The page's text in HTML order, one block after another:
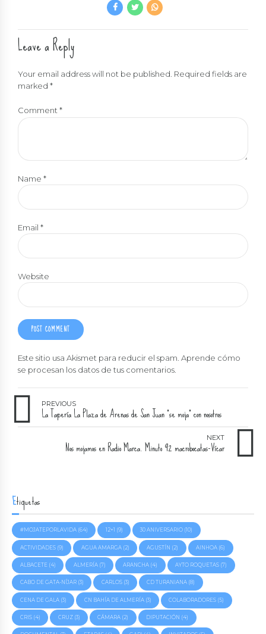
Leave a Reply
Your email address will not be published. Required fields are
marked *
Comment*
Name *
Email *
Website
POST COMMENT
Este sitio usa Akismet para reducir el spam. Aprende cómo
se procesan los datos de tus comentarios
PREVIOUS
La Tapería La Plaza de Arenas de San Juan "se moja" con nosotros
NEXT
Nos mojamos en Radio Marca. Minuto 92 macrobocatas-Vícar
Etiquetas
#MOJATEPORLAVIDA(64) 12+1 (9) 30 ANIVERSARIO (10)
ACTIVIDADES(9) AGUA AMARGA(2) AGUSTÍN (2) AINHOA (6)
ALBACETE(4) ALMERÍA(7) ARANCHA (4) AYTO ROQUETAS (7)
CABO DE GATA-NÍJAR(3) CARLOS(3) CD TURANIANA (8)
CENA DE GALA(3) CN BAHÍA DE ALMERÍA(3) COLABORADORES (5)
CRIS(4) CRUZ(3) CÁMARA (2) DIPUTACIÓN (4)